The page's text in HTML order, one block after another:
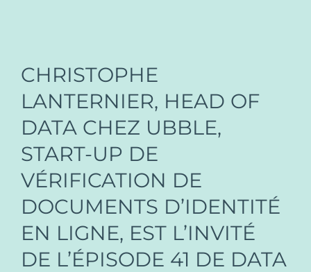
CHRISTOPHE
LANTERNIER, HEAD OF
DATA CHEZ UBBLE,
START-UP DE
VÉRIFICATION DE
DOCUMENTS D’IDENTITÉ
EN LIGNE, EST L’INVITÉ
DE L’ÉPISODE 41 DE DATA